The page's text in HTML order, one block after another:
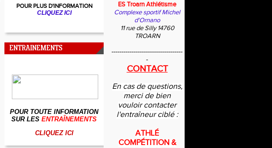
POUR PLUS D'INFORMATION
CLIQUEZ ICI
ENTRAINEMENTS
POUR TOUTE INFORMATION
SUR LES ENTRAÎNEMENTS
CLIQUEZ ICI
ES Troarn Athlétisme
Complexe sportif Michel
d'Ornano
11 rue de Silly 14760
TROARN
------------------------------------
-
CONTACT
En cas de questions,
merci de bien
vouloir contacter
l'entraîneur ciblé :
ATHLÉ
COMPÉTITION &